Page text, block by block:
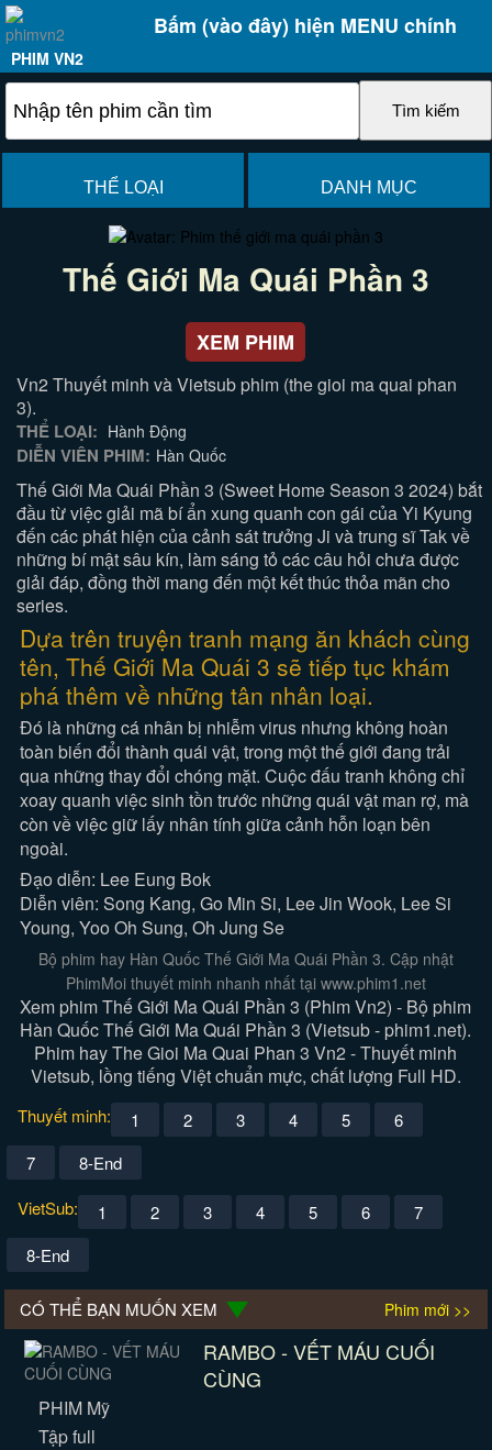
Bấm (vào đây) hiện MENU chính
PHIM VN2
THỂ LOẠI DANH MỤC
Thế Giới Ma Quái Phần 3
XEM PHIM
Vn2 Thuyết minh và Vietsub phim (the gioi ma quai phan
3).
THỂ LOẠI: Hành Động
DIỄN VIÊN PHIM: Hàn Quốc
Thế Giới Ma Quái Phần 3 (Sweet Home Season 3 2024) bắt
đầu từ việc giải mã bí ẩn xung quanh con gái của Yi Kyung
đến các phát hiện của cảnh sát trưởng Ji và trung sĩ Tak về
những bí mật sâu kín, làm sáng tỏ các câu hỏi chưa được
giải đáp, đồng thời mang đến một kết thúc thỏa mãn cho
series.
Dựa trên truyện tranh mạng ăn khách cùng
tên, Thế Giới Ma Quái 3 sẽ tiếp tục khám
phá thêm về những tân nhân loại.
Đó là những cá nhân bị nhiễm virus nhưng không hoàn
toàn biến đổi thành quái vật, trong một thế giới đang trải
qua những thay đổi chóng mặt. Cuộc đấu tranh không chỉ
xoay quanh việc sinh tồn trước những quái vật man rợ, mà
còn về việc giữ lấy nhân tính giữa cảnh hỗn loạn bên
ngoài.
Đạo diễn: Lee Eung Bok
Diễn viên: Song Kang, Go Min Si, Lee Jin Wook, Lee Si
Young, Yoo Oh Sung, Oh Jung Se
Bộ phim hay Hàn Quốc Thế Giới Ma Quái Phần 3. Cập nhật
PhimMoi thuyết minh nhanh nhất tại www.phim1.net
Xem phim Thế Giới Ma Quái Phần 3 (Phim Vn2) - Bộ phim
Hàn Quốc Thế Giới Ma Quái Phần 3 (Vietsub - phim1.net).
Phim hay The Gioi Ma Quai Phan 3 Vn2 - Thuyết minh
Vietsub, lồng tiếng Việt chuẩn mực, chất lượng Full HD.
Thuyết minh: 1 2 3 4 5
6
7
8-End
VietSub:
1 2 3 4 5 6
7
8-End
CÓ THỂ BẠN MUỐN XEM Phim mới >>
RAMBO - VẾT MÁU CUỐI
CÙNG
PHIM Mỹ
Tập full